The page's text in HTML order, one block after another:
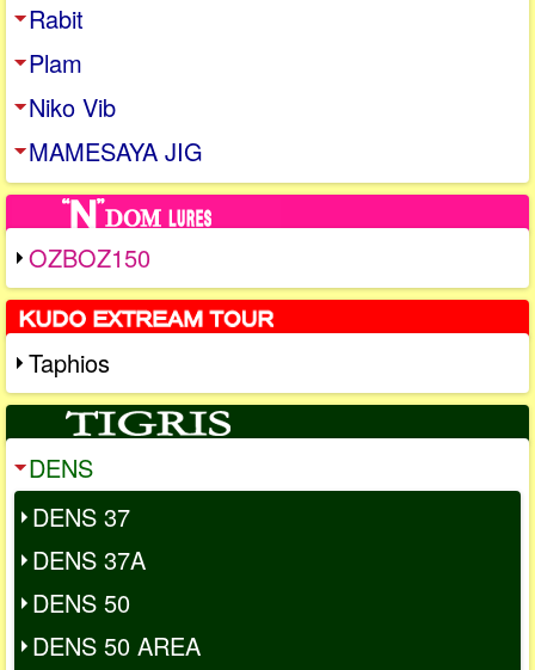
Rabit
Plam
Niko Vib
MAMESAYA JIG
OZBOZ150
Taphios
DENS
DENS 37
DENS 37A
DENS 50
DENS 50 AREA